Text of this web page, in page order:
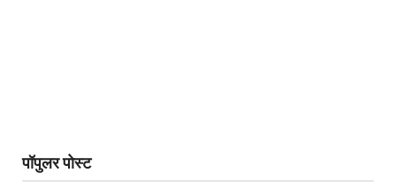
पॉपुलर पोस्ट